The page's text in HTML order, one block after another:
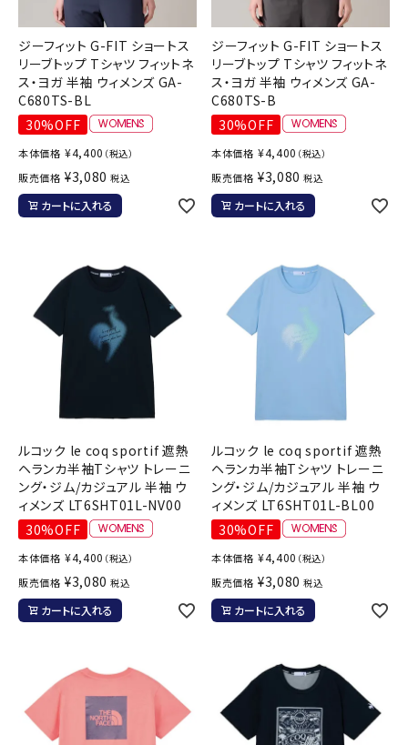
ジーフィット G-FIT ショートス
リーブトップ Tシャツ フィットネ
ス・ヨガ 半袖 ウィメンズ GA-
C680TS-BL
30%OFF
本体価格 ¥4,400 （税込）
販売価格 ¥3,080 税込
カートに入れる
ジーフィット G-FIT ショートス
リーブトップ Tシャツ フィットネ
ス・ヨガ 半袖 ウィメンズ GA-
C680TS-B
30%OFF
本体価格 ¥4,400 （税込）
販売価格 ¥3,080 税込
カートに入れる
ルコック le coq sportif 遮熱
ヘランカ半袖Tシャツ トレーニ
ング・ジム/カジュアル 半袖 ウ
ィメンズ LT6SHT01L-NV00
30%OFF
本体価格 ¥4,400 （税込）
販売価格 ¥3,080 税込
カートに入れる
ルコック le coq sportif 遮熱
ヘランカ半袖Tシャツ トレーニ
ング・ジム/カジュアル 半袖 ウ
ィメンズ LT6SHT01L-BL00
30%OFF
本体価格 ¥4,400 （税込）
販売価格 ¥3,080 税込
カートに入れる